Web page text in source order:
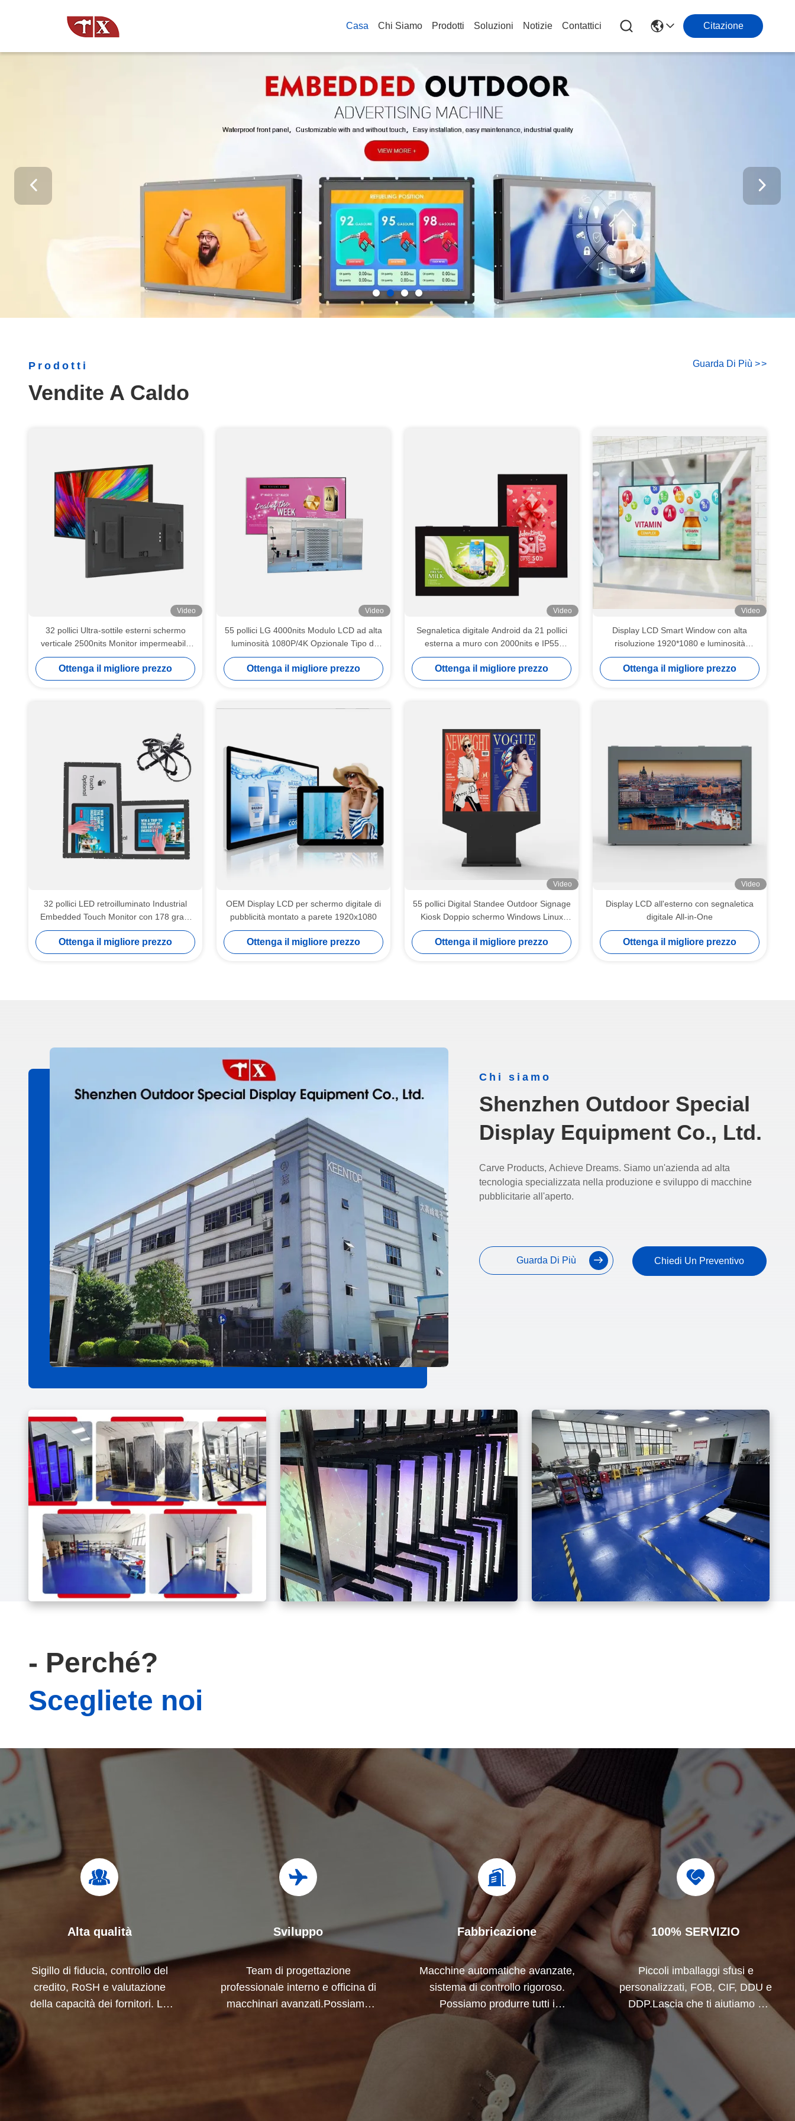
Casa Chi Siamo Prodotti Soluzioni Notizie Contattici Citazione
Prodotti
Vendite A Caldo
Guarda Di Più >>
Video
32 pollici Ultra-sottile esterni schermo
verticale 2500nits Monitor impermeabile
montato a parete
Ottenga il migliore prezzo
Video
55 pollici LG 4000nits Modulo LCD ad alta
luminosità 1080P/4K Opzionale Tipo di
pannello A-Si TFT-LCD
Ottenga il migliore prezzo
Video
Segnaletica digitale Android da 21 pollici
esterna a muro con 2000nits e IP55
impermeabile
Ottenga il migliore prezzo
Video
Display LCD Smart Window con alta
risoluzione 1920*1080 e luminosità
regolabile
Ottenga il migliore prezzo
32 pollici LED retroilluminato Industrial
Embedded Touch Monitor con 178 gradi
angolo di visione
Ottenga il migliore prezzo
OEM Display LCD per schermo digitale di
pubblicità montato a parete 1920x1080
Ottenga il migliore prezzo
Video
55 pollici Digital Standee Outdoor Signage
Kiosk Doppio schermo Windows Linux
System
Ottenga il migliore prezzo
Video
Display LCD all'esterno con segnaletica
digitale All-in-One
Ottenga il migliore prezzo
Chi siamo
Shenzhen Outdoor Special
Display Equipment Co., Ltd.
Carve Products, Achieve Dreams. Siamo un'azienda ad alta
tecnologia specializzata nella produzione e sviluppo di macchine
pubblicitarie all'aperto.
Guarda Di Più Chiedi Un Preventivo
- Perché?
Scegliete noi
Alta qualità
Sigillo di fiducia, controllo del
credito, RoSH e valutazione
della capacità dei fornitori. La
Sviluppo
Team di progettazione
professionale interno e officina di
macchinari avanzati.Possiamo
Fabbricazione
Macchine automatiche avanzate,
sistema di controllo rigoroso.
Possiamo produrre tutti i
terminali elettrici oltre la vostra
richiesta.
100% SERVIZIO
Piccoli imballaggi sfusi e
personalizzati, FOB, CIF, DDU e
DDP.Lascia che ti aiutiamo a
trovare la soluzione migliore per
tutte le tue preoccupazioni.